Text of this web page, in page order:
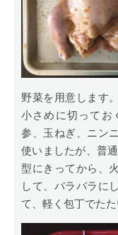
野菜を用意します
小さめに切ってお
参、玉ねぎ、ニン
使いましたが、普
型にきってから、
して、バラバラに
て、軽く包丁でたた